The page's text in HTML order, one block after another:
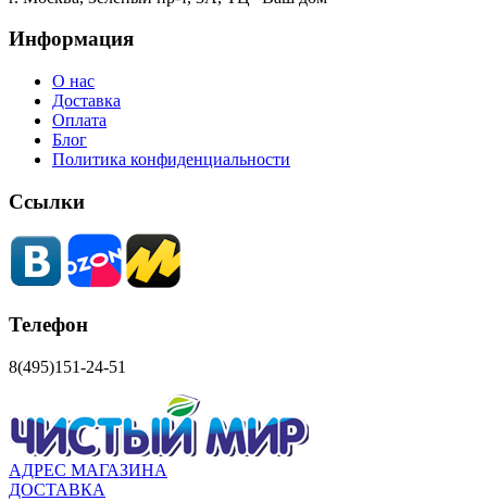
Информация
О нас
Доставка
Оплата
Блог
Политика конфиденциальности
Ссылки
Телефон
8(495)151-24-51
АДРЕС МАГАЗИНА
ДОСТАВКА